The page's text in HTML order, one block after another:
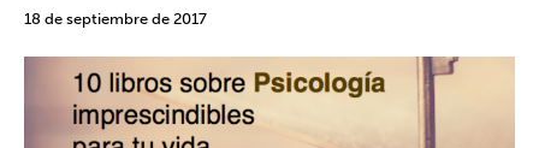
18 de septiembre de 2017